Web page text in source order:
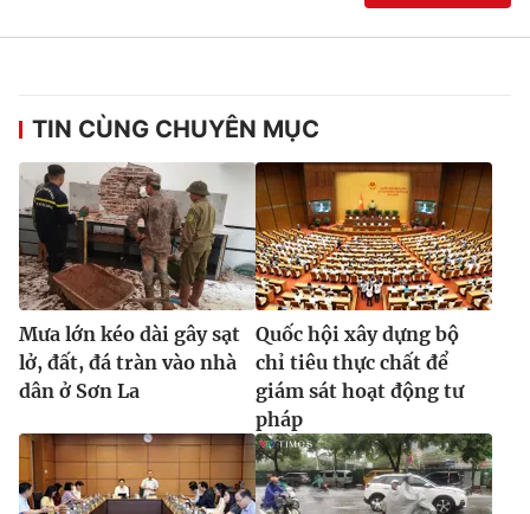
TIN CÙNG CHUYÊN MỤC
Mưa lớn kéo dài gây sạt
lở, đất, đá tràn vào nhà
dân ở Sơn La
Quốc hội xây dựng bộ
chỉ tiêu thực chất để
giám sát hoạt động tư
pháp